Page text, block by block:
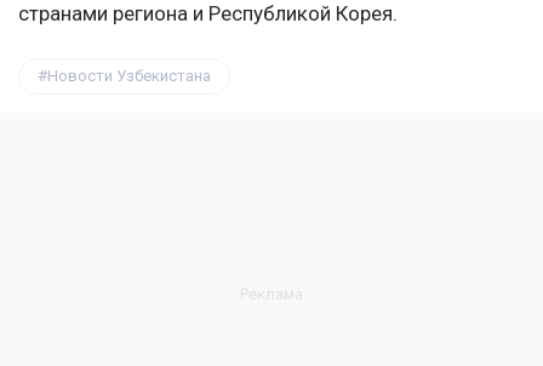
странами региона и Республикой Корея.
Новости Узбекистана